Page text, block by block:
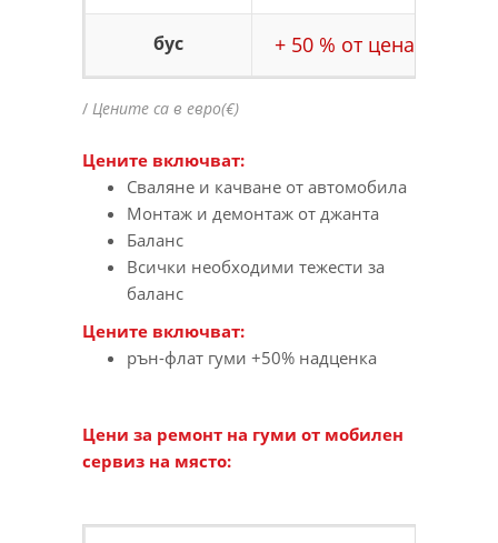
бус + 50 % от цената по
/ Цените са в евро(€)
Цените включват:
Сваляне и качване от автомобила
Монтаж и демонтаж от джанта
Баланс
Всички необходими тежести за
баланс
Цените включват:
рън-флат гуми +50% надценка
Цени за ремонт на гуми от мобилен
сервиз на място: